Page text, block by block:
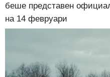
беше представен
на 14 февруари